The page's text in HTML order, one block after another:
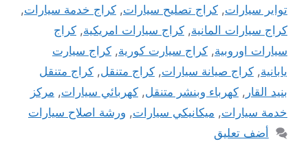
تواير سيارات, كراج تصليح سيارات, كراج خدمة سيارات,
كراج سيارات المانية, كراج سيارات امريكية, كراج
سيارات اوروبية, كراج سيارت كورية, كراج سيارت
يابانية, كراج صيانة سيارات, كراج متنقل, كراج متنقل
بنيد القار , كهرباء وبنشر متنقل, كهربائي سيارات, مركز
خدمة سيارات, ميكانيكي سيارات, ورشة اصلاح سيارات
أضف تعليق